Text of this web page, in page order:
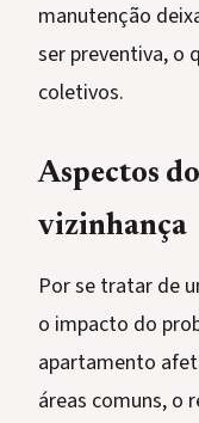
manutenção
ser preventiva, o
coletivos.
Aspectos
vizinhança
Por se tratar de
o impacto do
apartamento
áreas comuns, o